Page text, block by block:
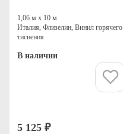
1,06 м х 10 м
Италия, Флизелин, Винил горячего
тиснения
В наличии
5 125 ₽